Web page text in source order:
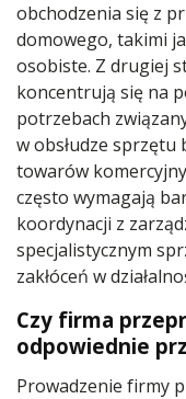
obchodzenia się z
domowego, takimi
osobiste. Z drugiej
koncentrują się na
potrzebach
w obsłudze
towarów
często wymagają
koordynacji z
specjalistycznym
zakłóceń w
Czy firma
odpowiednie
Prowadzenie firmy